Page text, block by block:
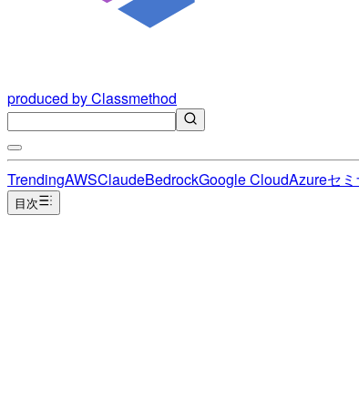
produced by Classmethod
TrendingAWSClaudeBedrockGoogle CloudAzureセ
目次